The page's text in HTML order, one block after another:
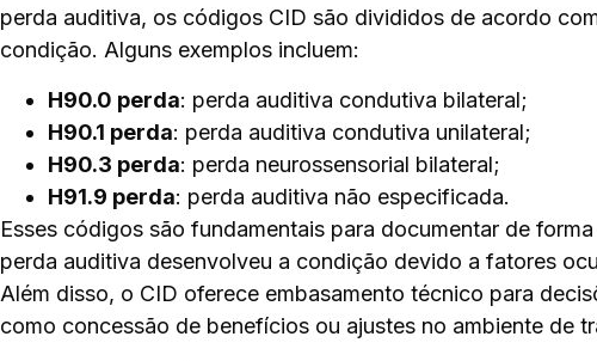
perda auditiva, os códigos CID são divididos de acordo
condição. Alguns exemplos incluem:
H90.0 perda: perda auditiva condutiva bilateral;
H90.1 perda: perda auditiva condutiva unilateral;
H90.3 perda: perda neurossensorial bilateral;
H91.9 perda: perda auditiva não especificada.
Esses códigos são fundamentais para documentar de
perda auditiva desenvolveu a condição devido a fatores
Além disso, o CID oferece embasamento técnico para
como concessão de benefícios ou ajustes no ambiente de